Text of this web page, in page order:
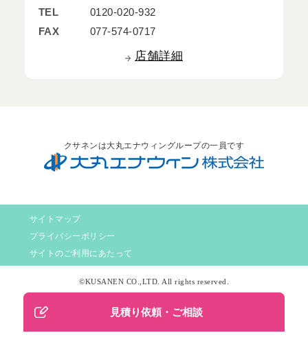
TEL
0120-020-932
FAX
077-574-0717
店舗詳細
クサネンは大丸エナウィングループの一員です
サイトマップ
プライバシーポリシー
サイトのご利用にあたって
©KUSANEN CO.,LTD. All rights reserved.
見積り依頼・ご相談